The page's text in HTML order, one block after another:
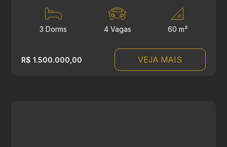
3 Dorms 4 Vagas 60 m²
R$ 1.500.000,00 VEJA MAIS